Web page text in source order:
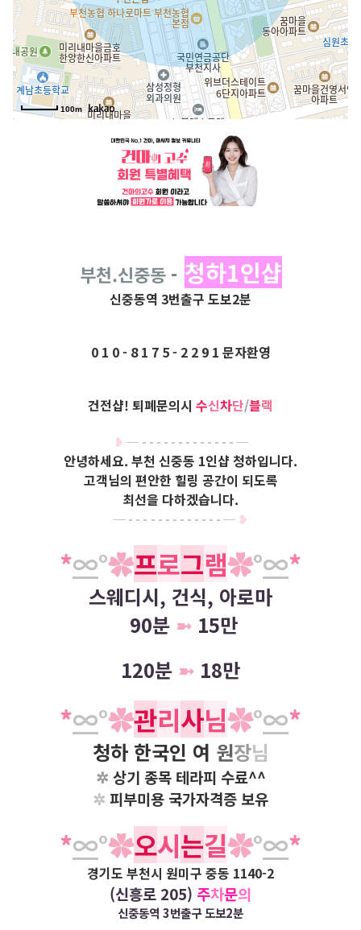
100m
부천.신중동- 청하1인샵
신중동역 3번출구 도보2분
0 1 0 - 8 1 7 5 - 2 2 9 1 문자환영
건전샵! 퇴폐문의시 수신차단/블랙
❥ ─ - - - - - - - - - - - - -─
안녕하세요. 부천 신중동 1인샵 청하입니다.
고객님의 편안한 힐링 공간이 되도록
최선을 다하겠습니다.
─ - - - - - - - - - - - - -─ ❥
*∞°✿프로그램✿°​∞*
스웨디시, 건식, 아로마
90분 ➼15만​
120분 ➼ 18만​
*∞°✿관리사님✿°​∞*
청하 한국인 여 원장님
✲ 상기 종목 테라피 수료^^
✲ 피부미용 국가자격증 보유
*∞°✿오시는길✿°​∞*
경기도 부천시 원미구 중동 1140-2
(신흥로 205) 주차문의
신중동역 3번출구 도보2분